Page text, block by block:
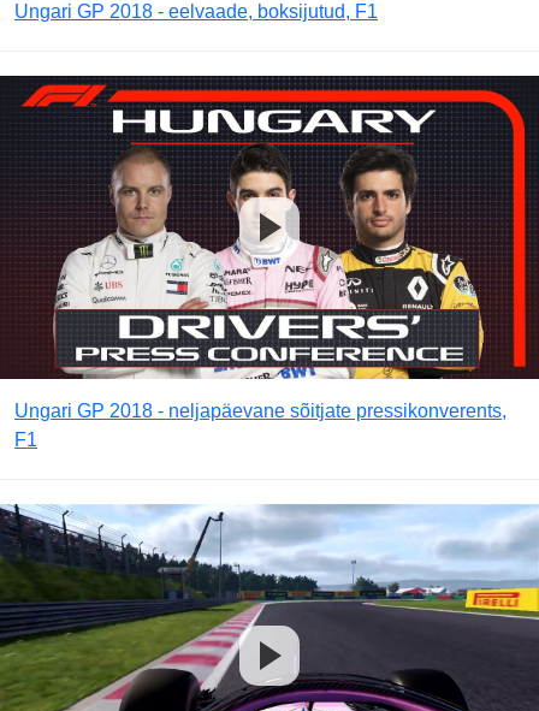
Ungari GP 2018 - eelvaade, boksijutud, F1
Ungari GP 2018 - neljapäevane sõitjate pressikonverents,
F1